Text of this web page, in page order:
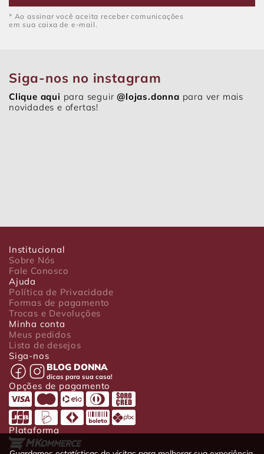
* Ao assinar você aceita receber comunicações
em sua caixa de e-mail.
Siga-nos no instagram
Clique aqui para seguir@lojas.donna para ver mais
novidades e ofertas!
Institucional
Sobre Nós
Fale Conosco
Ajuda
Política de Privacidade
Formas de pagamento
Trocas e Devoluções
Minha conta
Meus pedidos
Lista de desejos
Siga-nos
BLOG DONNA
dicas para sua casa!
Opções de pagamento
Plataforma